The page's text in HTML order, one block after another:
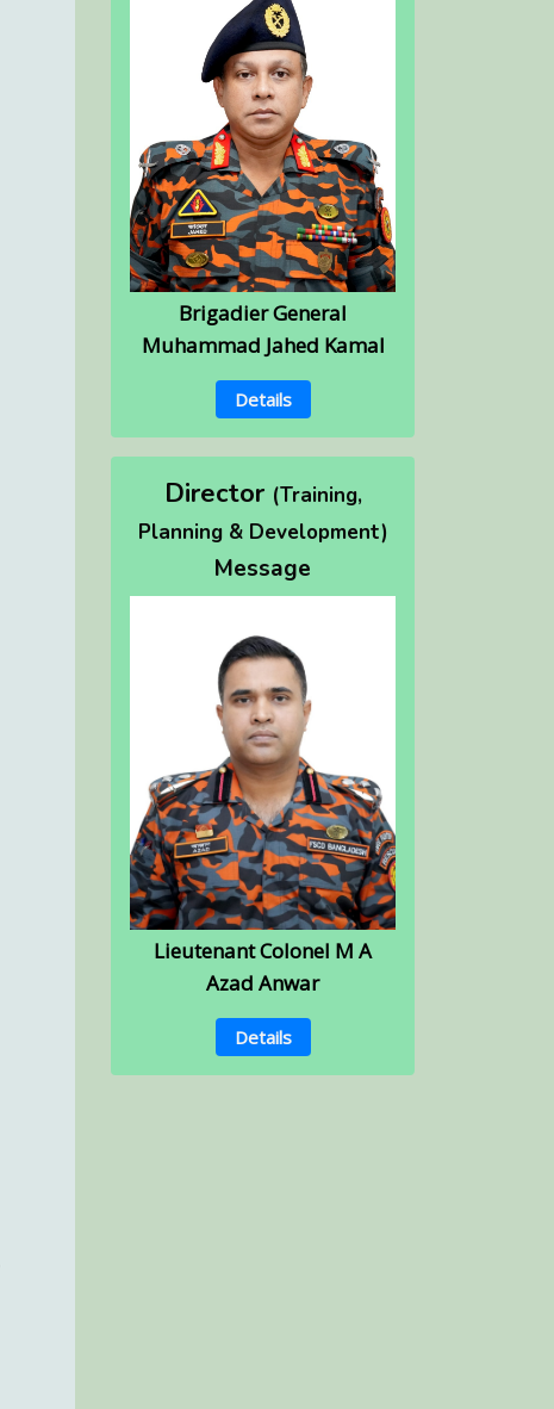
Brigadier General
Muhammad Jahed Kamal
Details
Director (Training,
Planning & Development)
Message
Lieutenant Colonel M A
Azad Anwar
Details